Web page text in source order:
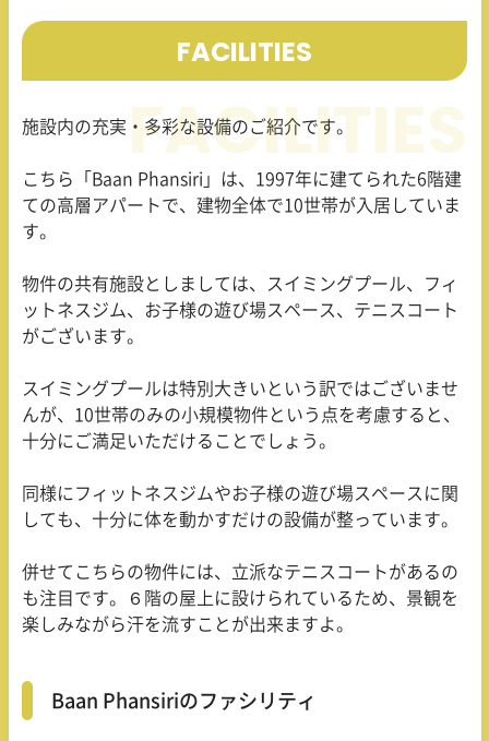
FACILITIES
施設内の充実・多彩な設備のご紹介です。
こちら「Baan Phansiri」は、1997年に建てられた6階建
ての高層アパートで、建物全体で10世帯が入居していま
す。
物件の共有施設としましては、スイミングプール、フィ
ットネスジム、お子様の遊び場スペース、テニスコート
がございます。
スイミングプールは特別大きいという訳ではございませ
んが、10世帯のみの小規模物件という点を考慮すると、
十分にご満足いただけることでしょう。
同様にフィットネスジムやお子様の遊び場スペースに関
しても、十分に体を動かすだけの設備が整っています。
併せてこちらの物件には、立派なテニスコートがあるの
も注目です。６階の屋上に設けられているため、景観を
楽しみながら汗を流すことが出来ますよ。
Baan Phansiriのファシリティ